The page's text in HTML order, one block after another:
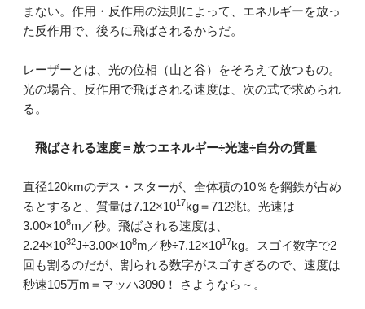
まない。作用・反作用の法則によって、エネルギーを放っ
た反作用で、後ろに飛ばされるからだ。
レーザーとは、光の位相（山と谷）をそろえて放つもの。
光の場合、反作用で飛ばされる速度は、次の式で求められ
る。
飛ばされる速度＝放つエネルギー÷光速÷自分の質量
直径120kmのデス・スターが、全体積の10％を鋼鉄が占め
るとすると、質量は7.12×1017kg＝712兆t。光速は
3.00×108m／秒。飛ばされる速度は、
2.24×1032J÷3.00×108m／秒÷7.12×1017kg。スゴイ数字で2
回も割るのだが、割られる数字がスゴすぎるので、速度は
秒速105万m＝マッハ3090！ さようなら～。